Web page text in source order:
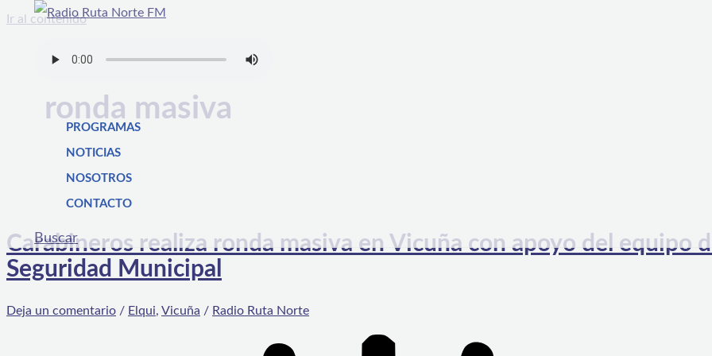
Ir al contenido
PROGRAMAS
NOTICIAS
NOSOTROS
CONTACTO
Buscar
ronda masiva
Carabineros realiza ronda masiva en Vicuña con apoyo del equipo
Seguridad Municipal
Deja un comentario / Elqui, Vicuña / Radio Ruta Norte